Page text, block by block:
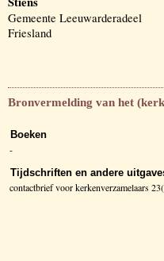
Gemeente Leeuwarderadeel
Friesland
Bronvermelding van het
Boeken
-
Tijdschriften en andere
contactbrief voor kerkenverzamelaars